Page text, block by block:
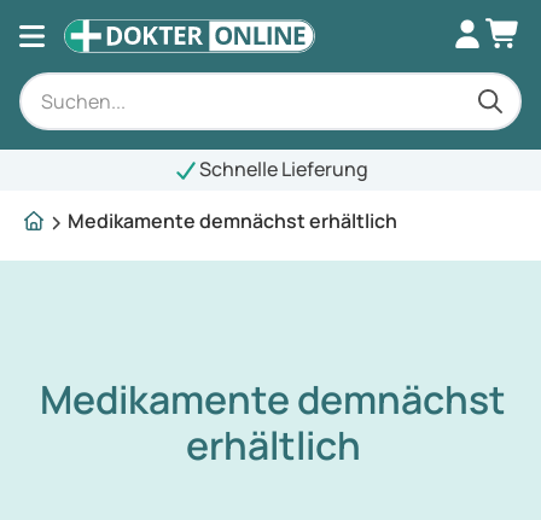
Schnelle Lieferung
Medikamente demnächst erhältlich
Medikamente demnächst
erhältlich